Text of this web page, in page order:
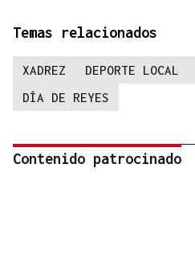
Temas relacionados
XADREZ DEPORTE LOCAL
DÍA DE REYES
Contenido patrocinado